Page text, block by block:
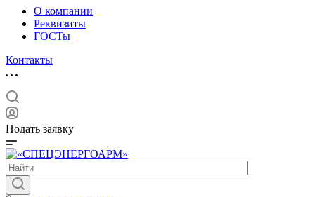
О компании
Реквизиты
ГОСТы
Контакты
Подать заявку